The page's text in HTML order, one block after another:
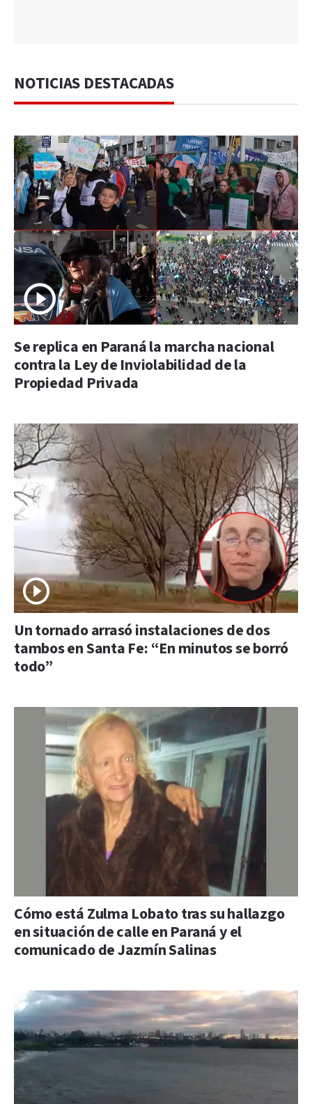
NOTICIAS DESTACADAS
Se replica en Paraná la marcha nacional
contra la Ley de Inviolabilidad de la
Propiedad Privada
Un tornado arrasó instalaciones de dos
tambos en Santa Fe: “En minutos se borró
todo”
Cómo está Zulma Lobato tras su hallazgo
en situación de calle en Paraná y el
comunicado de Jazmín Salinas